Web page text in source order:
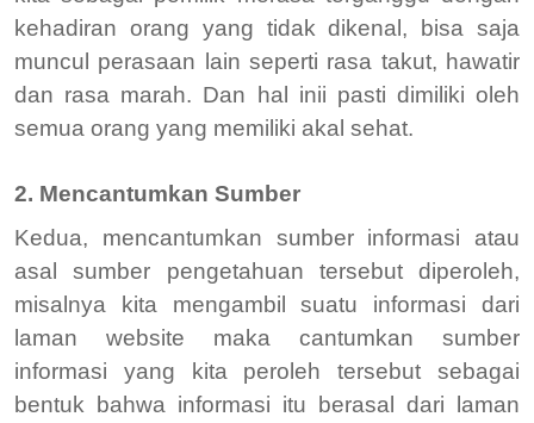
kehadiran orang yang tidak dikenal, bisa saja
muncul perasaan lain seperti rasa takut, hawatir
dan rasa marah. Dan hal inii pasti dimiliki oleh
semua orang yang memiliki akal sehat.
2. Mencantumkan Sumber
Kedua, mencantumkan sumber informasi atau
asal sumber pengetahuan tersebut diperoleh,
misalnya kita mengambil suatu informasi dari
laman website maka cantumkan sumber
informasi yang kita peroleh tersebut sebagai
bentuk bahwa informasi itu berasal dari laman